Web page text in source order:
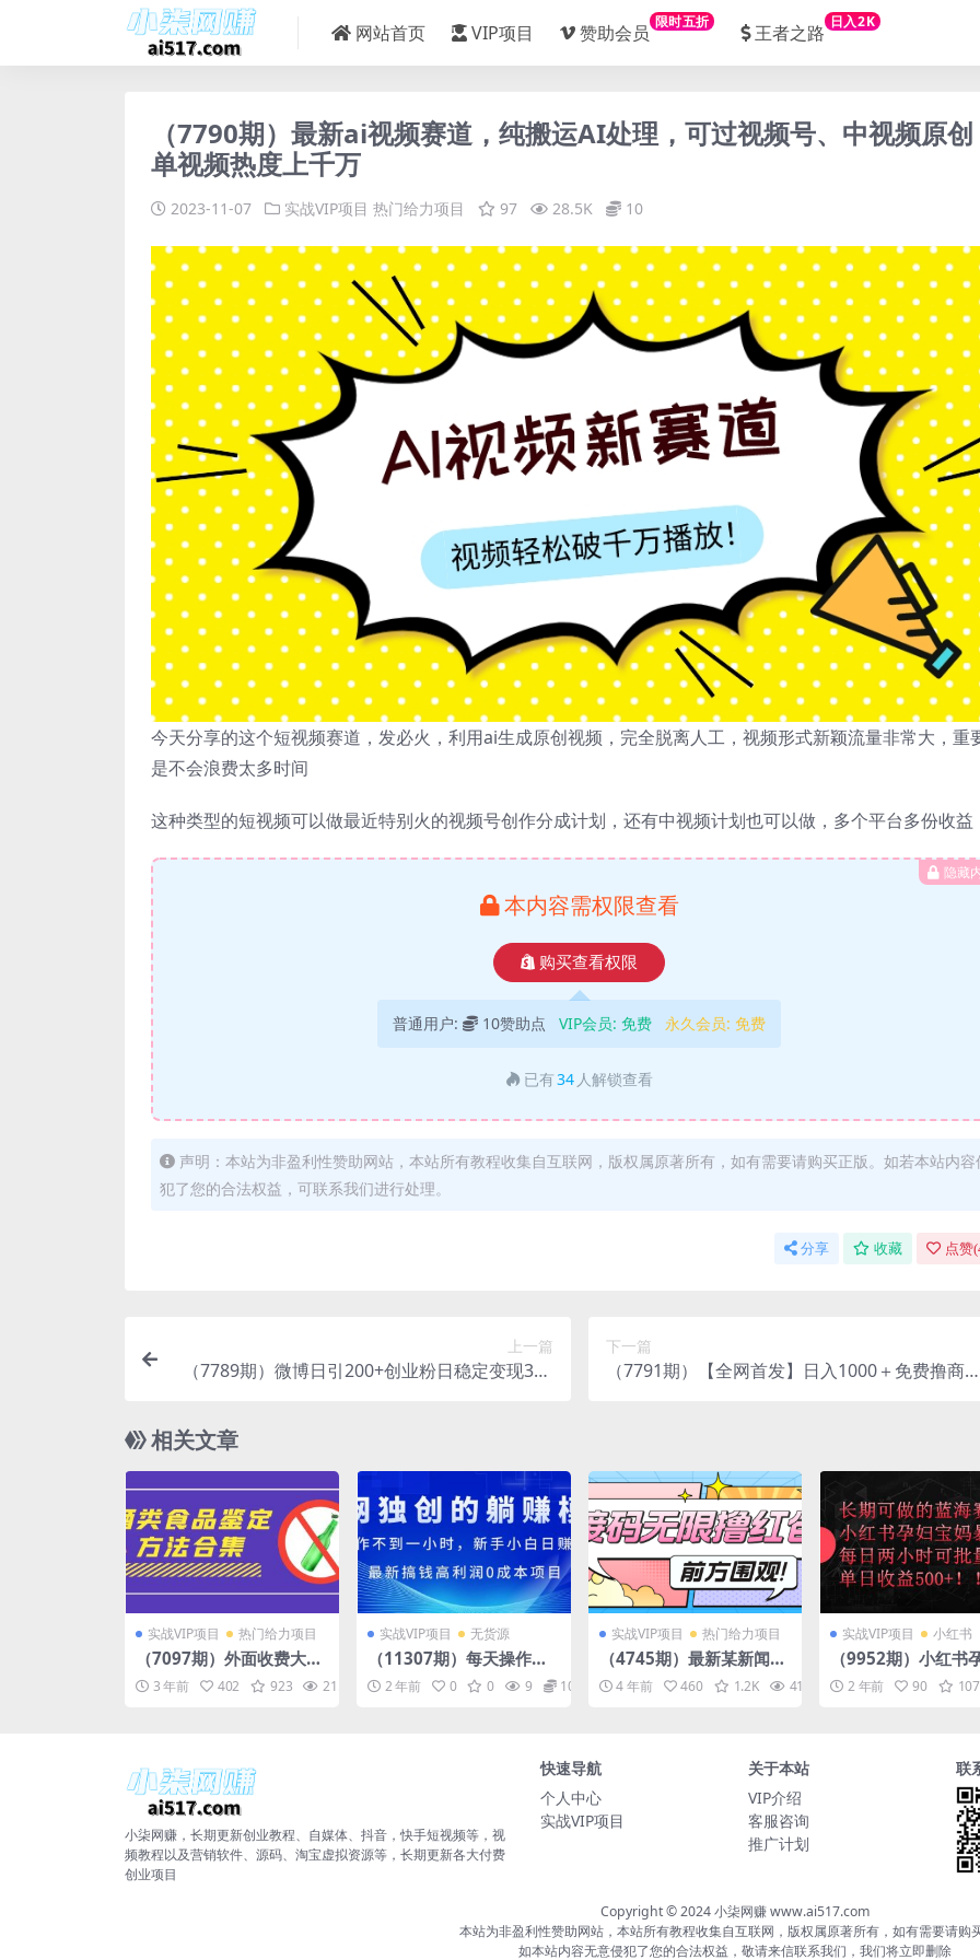
网站首页 VIP项目 赞助会员 限时五折 王者之路 日入2K
（7790期）最新ai视频赛道，纯搬运AI处理，可过视频号、中视频原创
单视频热度上千万
2023-11-07 实战VIP项目 热门给力项目 97 28.5K 10
今天分享的这个短视频赛道，发必火，利用ai生成原创视频，完全脱离人工，视频形式新颖流量非常大，重
是不会浪费太多时间
这种类型的短视频可以做最近特别火的视频号创作分成计划，还有中视频计划也可以做，多个平台多份收益
隐藏
本内容需权限查看
购买查看权限
普通用户: 10赞助点 VIP会员: 免费 永久会员: 免费
已有34 人解锁查看
声明：本站为非盈利性赞助网站，本站所有教程收集自互联网，版权属原著所有，如有需要请购买正版。如若本站内容
犯了您的合法权益，可联系我们进行处理。
分享 收藏 点赞(
上一篇
（7789期）微博日引200+创业粉日稳定变现300
下一篇
（7791期）【全网首发】日入1000＋免费撸商品
相关文章
实战VIP项目 热门给力项目
（7097期）外面收费大几
千的最全酒类食品鉴定方
法合集-打假赔付项目（仅
3 年前 402 923 21.9K 10
实战VIP项目 无货源
（11307期）每天操作不
到一小时，新手小白日赚1
500+，最新搞钱高利润0
2 年前 0 0 9 10
实战VIP项目 热门给力项目
（4745期）最新某新闻平
台接码无限撸0.88元，提
现秒到账【详细玩法教
4 年前 460 1.2K 41.9K 10
实战VIP项目 小红书
（9952期）小红书
妈暴力拉新玩法，每
小时，单日收益500+
2 年前 90 107
小柒网赚，长期更新创业教程、自媒体、抖音，快手短视频等，视
频教程以及营销软件、源码、淘宝虚拟资源等，长期更新各大付费
创业项目
快速导航
个人中心
实战VIP项目
关于本站
VIP介绍
客服咨询
推广计划
联
Copyright © 2024 小柒网赚 www.ai517.com
本站为非盈利性赞助网站，本站所有教程收集自互联网，版权属原著所有，如有需要请购
如本站内容无意侵犯了您的合法权益，敬请来信联系我们，我们将立即删除